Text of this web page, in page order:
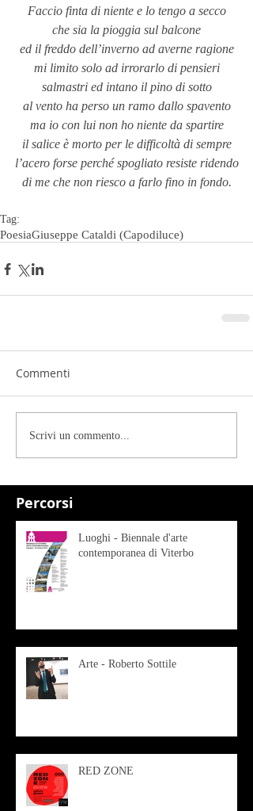
Percorsi
Faccio finta di niente e lo tengo a secco
che sia la pioggia sul balcone
ed il freddo dell’inverno ad averne ragione
mi limito solo ad irrorarlo di pensieri
salmastri ed intano il pino di sotto
al vento ha perso un ramo dallo spavento
ma io con lui non ho niente da spartire
il salice è morto per le difficoltà di sempre
l’acero forse perché spogliato resiste ridendo
di me che non riesco a farlo fino in fondo.
Tag:
PoesiaGiuseppe Cataldi (Capodiluce)
Commenti
Scrivi un commento...
Luoghi - Biennale d'arte
contemporanea di Viterbo
Arte - Roberto Sottile
RED ZONE